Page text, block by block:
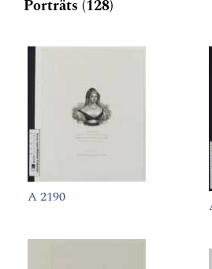
Porträts (128)
A 2190